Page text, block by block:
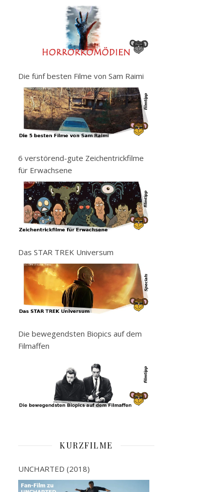
Die fünf besten Filme von Sam Raimi
6 verstörend-gute Zeichentrickfilme
für Erwachsene
Das STAR TREK Universum
Die bewegendsten Biopics auf dem
Filmaffen
KURZFILME
UNCHARTED (2018)